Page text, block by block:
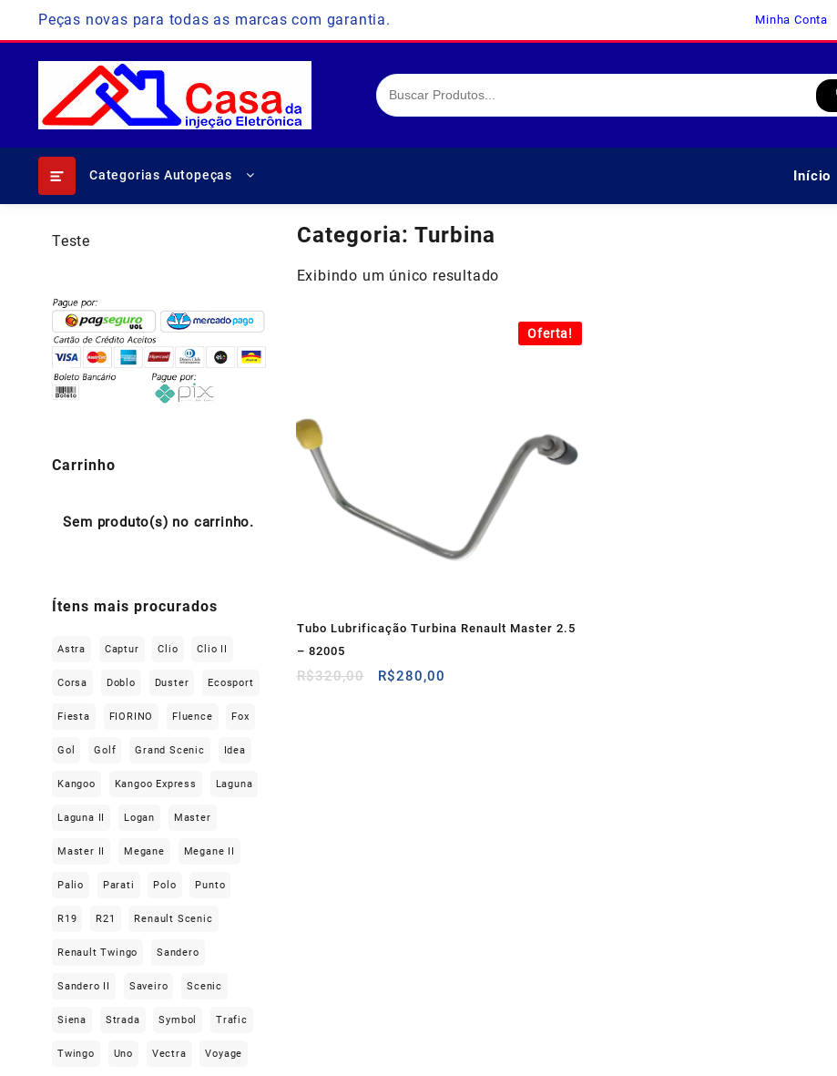
content
Peças novas para todas as marcas com garantia. Minha Conta
Categorias Autopeças Início
Categoria: Turbina
Exibindo um único resultado
Oferta!
Tubo Lubrificação Turbina Renault Master 2.5
– 82005
R$320,00
O
R$280,00
Teste
Carrinho
Sem produto(s) no carrinho.
Ítens mais procurados
Astra Captur Clio Clio II
Corsa Doblo Duster Ecosport
Fiesta FIORINO Fluence Fox
Gol Golf Grand Scenic Idea
Kangoo Kangoo Express Laguna
Laguna II Logan Master
Master II Megane Megane II
Palio Parati Polo Punto
R19 R21 Renault Scenic
Renault Twingo Sandero
Sandero II Saveiro Scenic
Siena Strada Symbol Trafic
Twingo Uno Vectra Voyage